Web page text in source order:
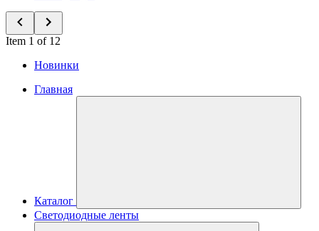
Item 1 of 12
Новинки
Главная
Каталог
Светодиодные ленты